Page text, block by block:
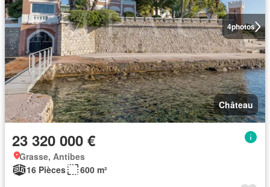
4photos
Château
23 320 000 €
Grasse, Antibes
16 Pièces
600 m²